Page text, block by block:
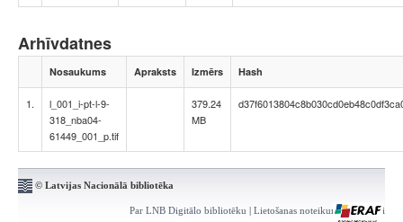
Arhīvdatnes
Nosaukums Apraksts Izmērs Hash
1.
l_001_i-pt-l-9-
318_nba04-
61449_001_p.tif
379.24
MB
© Latvijas Nacionālā bibliotēka
Par LNB Digitālo bibliotēku | Lietošanas noteikumi | Kontakti